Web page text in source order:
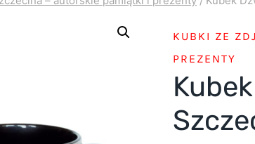
KUBKI ZE
PREZENTY